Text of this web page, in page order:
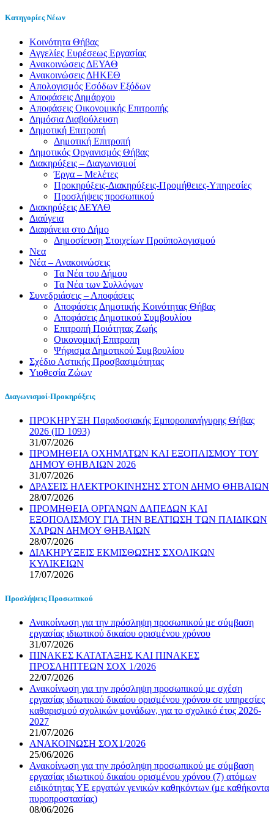
Κατηγορίες Νέων
Kοινότητα Θήβας
Αγγελίες Ευρέσεως Εργασίας
Ανακοινώσεις ΔΕΥΑΘ
Ανακοινώσεις ΔΗΚΕΘ
Απολογισμός Εσόδων Εξόδων
Αποφάσεις Δημάρχου
Αποφάσεις Οικονομικής Επιτροπής
Δημόσια Διαβούλευση
Δημοτική Επιτροπή
Δημοτική Επιτροπή
Δημοτικός Οργανισμός Θήβας
Διακηρύξεις – Διαγωνισμοί
Έργα – Μελέτες
Προκηρύξεις-Διακηρύξεις-Προμήθειες-Υπηρεσίες
Προσλήψεις προσωπικού
Διακηρύξεις ΔΕΥΑΘ
Διαύγεια
Διαφάνεια στο Δήμο
Δημοσίευση Στοιχείων Προϋπολογισμού
Νεα
Νέα – Ανακοινώσεις
Τα Νέα του Δήμου
Τα Νέα των Συλλόγων
Συνεδριάσεις – Αποφάσεις
Αποφάσεις Δημοτικής Κοινότητας Θήβας
Αποφάσεις Δημοτικού Συμβουλίου
Επιτροπή Ποιότητας Ζωής
Οικονομική Επιτροπη
Ψήφισμα Δημοτικού Συμβουλίου
Σχέδιο Αστικής Προσβασιμότητας
Υιοθεσία Ζώων
Διαγωνισμοί-Προκηρύξεις
ΠΡΟΚΗΡΥΞΗ Παραδοσιακής Εμποροπανήγυρης Θήβας
2026 (ID 1093)
31/07/2026
ΠΡΟΜΗΘΕΙΑ ΟΧΗΜΑΤΩΝ ΚΑΙ ΕΞΟΠΛΙΣΜΟΥ ΤΟΥ
ΔΗΜΟΥ ΘΗΒΑΙΩΝ 2026
31/07/2026
ΔΡΑΣΕΙΣ ΗΛΕΚΤΡΟΚΙΝΗΣΗΣ ΣΤΟΝ ΔΗΜΟ ΘΗΒΑΙΩΝ
28/07/2026
ΠΡΟΜΗΘΕΙΑ ΟΡΓΑΝΩΝ ΔΑΠΕΔΩΝ ΚΑΙ
ΕΞΟΠΟΛΙΣΜΟΥ ΓΙΑ ΤΗΝ ΒΕΛΤΙΩΣΗ ΤΩΝ ΠΑΙΔΙΚΩΝ
ΧΑΡΩΝ ΔΗΜΟΥ ΘΗΒΑΙΩΝ
28/07/2026
ΔΙΑΚΗΡΥΞΕΙΣ ΕΚΜΙΣΘΩΣΗΣ ΣΧΟΛΙΚΩΝ
ΚΥΛΙΚΕΙΩΝ
17/07/2026
Προσλήψεις Προσωπικού
Ανακοίνωση για την πρόσληψη προσωπικού με σύμβαση
εργασίας ιδιωτικού δικαίου ορισμένου χρόνου
31/07/2026
ΠΙΝΑΚΕΣ ΚΑΤΑΤΑΞΗΣ ΚΑΙ ΠΙΝΑΚΕΣ
ΠΡΟΣΛΗΠΤΕΩΝ ΣΟΧ 1/2026
22/07/2026
Ανακοίνωση για την πρόσληψη προσωπικού με σχέση
εργασίας ιδιωτικού δικαίου ορισμένου χρόνου σε υπηρεσίες
καθαρισμού σχολικών μονάδων, για το σχολικό έτος 2026-
2027
21/07/2026
ΑΝΑΚΟΙΝΩΣΗ ΣΟΧ1/2026
25/06/2026
Ανακοίνωση για την πρόσληψη προσωπικού με σύμβαση
εργασίας ιδιωτικού δικαίου ορισμένου χρόνου (7) ατόμων
ειδικότητας ΥΕ εργατών γενικών καθηκόντων (με καθήκοντα
πυροπροστασίας)
08/06/2026